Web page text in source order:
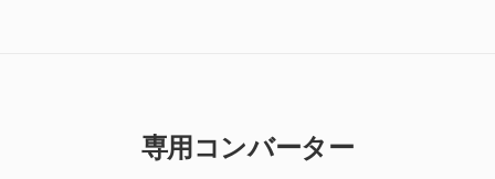
専用コンバーター